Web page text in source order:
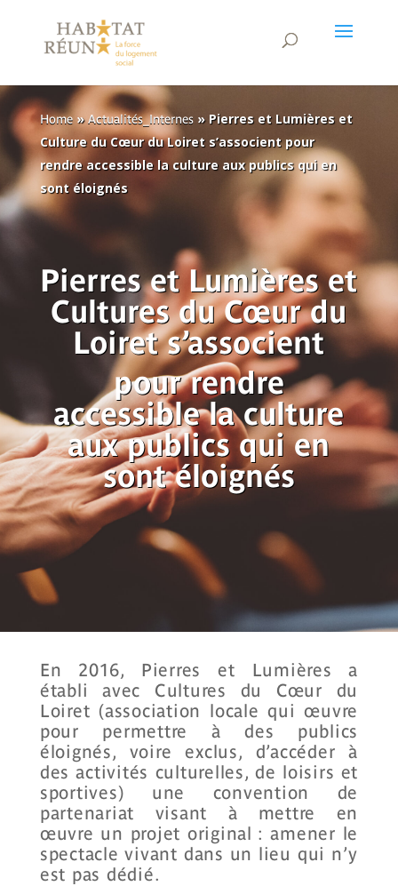
Home»Actualités_Internes» Pierres et Lumières et
Culture du Cœur du Loiret s’associent pour
rendre accessible la culture aux publics qui en
sont éloignés
Pierres et Lumières et
Cultures du Cœur du
Loiret s’associent
pour rendre
accessiblela culture
aux publics qui en
sont éloignés
En 2016, Pierres et Lumières a
établi avec Cultures du Cœur du
Loiret (association locale qui œuvre
pour permettre à des publics
éloignés, voire exclus, d’accéder à
des activités culturelles, de loisirs et
sportives) une convention de
partenariat visant à mettre en
œuvre un projet original :amener le
spectacle vivant dans un lieu qui n’y
est pas dédié.